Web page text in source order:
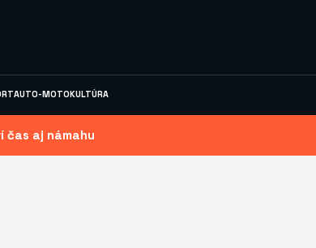
AUTO-MOTOKULTÚRA
čas aj námahu